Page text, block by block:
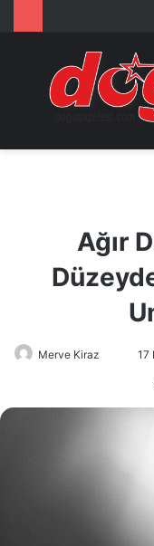
Arama
...
Ağır
Merve Kiraz 17